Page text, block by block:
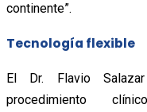
continente”.
Tecnología flexible
El Dr. Flavio
procedimiento